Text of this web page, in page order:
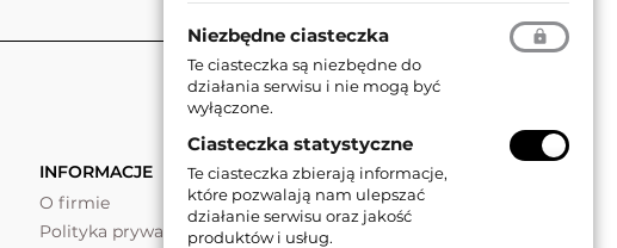
INFORMACJE
O firmie
Polityka prywatności
Niezbędne ciasteczka
Te ciasteczka są niezbędne do
działania serwisu i nie mogą być
wyłączone.
Ciasteczka statystyczne
Te ciasteczka zbierają informacje,
które pozwalają nam ulepszać
działanie serwisu oraz jakość
produktów i usług.